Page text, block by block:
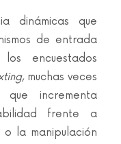
dinámicas que
de entrada
encuestados
, muchas veces
incrementa
frente a
la manipulación